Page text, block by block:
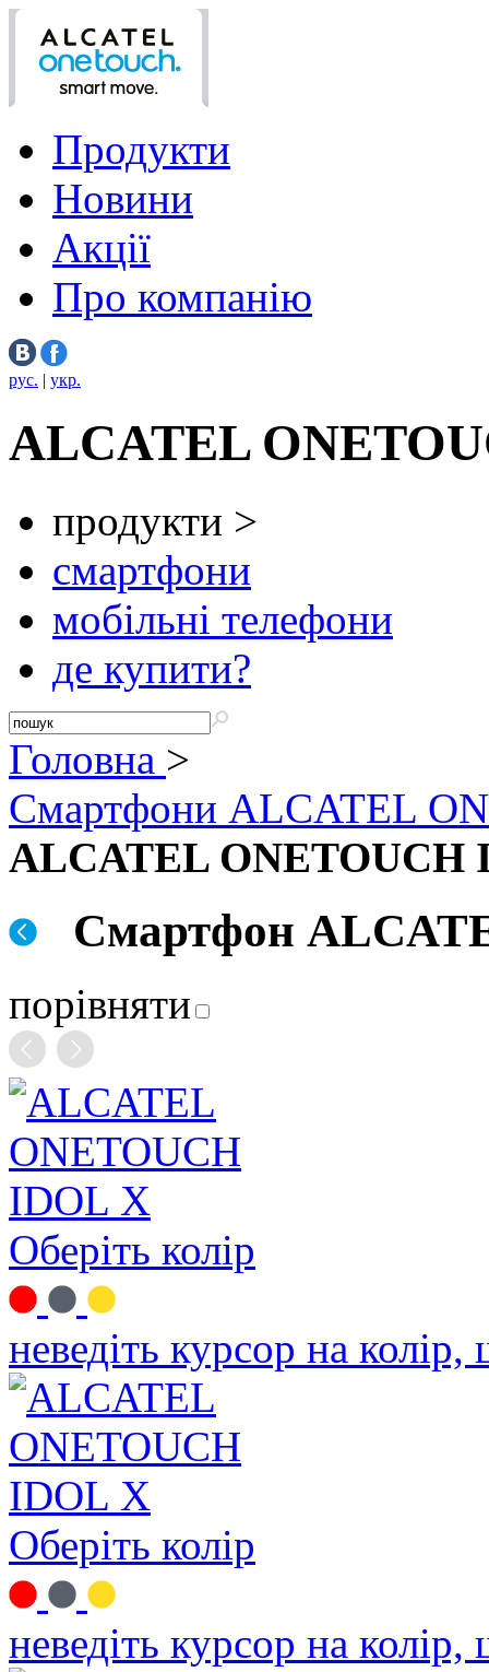
Продукти
Новини
Акції
Про компанію
рус. | укр.
ALCATEL
продукти >
смартфони
мобільні телефони
де купити?
Головна >
Смартфони ALCATEL
ALCATEL ONETOUCH
Смартфон
порівняти
Оберіть колір
неведіть курсор на
Оберіть колір
неведіть курсор на